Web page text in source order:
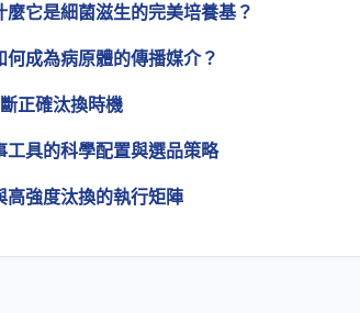
它是細菌滋生的完美培養基？
成為病原體的傳播媒介？
正確汰換時機
工具的科學配置與選品策略
高強度汰換的執行矩陣